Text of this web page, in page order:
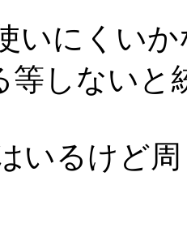
いにくい
等しないと
いるけど